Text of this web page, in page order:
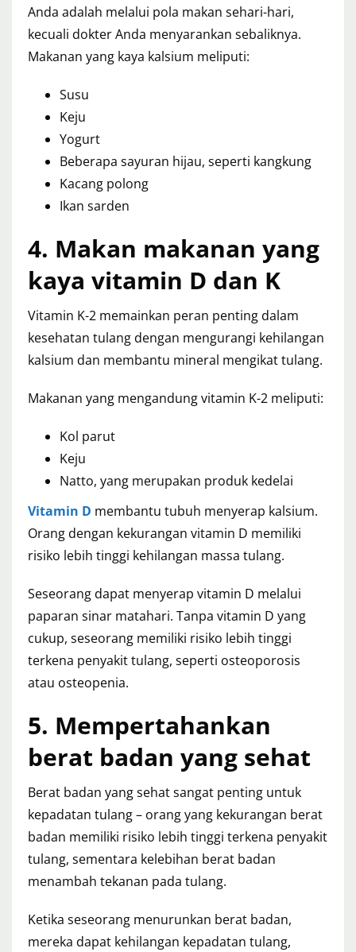
Anda adalah melalui pola makan sehari-hari,
kecuali dokter Anda menyarankan sebaliknya.
Makanan yang kaya kalsium meliputi:
Susu
Keju
Yogurt
Beberapa sayuran hijau, seperti kangkung
Kacang polong
Ikan sarden
4. Makan makanan yang
kaya vitamin D dan K
Vitamin K-2 memainkan peran penting dalam
kesehatan tulang dengan mengurangi kehilangan
kalsium dan membantu mineral mengikat tulang.
Makanan yang mengandung vitamin K-2 meliputi:
Kol parut
Keju
Natto, yang merupakan produk kedelai
Vitamin D membantu tubuh menyerap kalsium.
Orang dengan kekurangan vitamin D memiliki
risiko lebih tinggi kehilangan massa tulang.
Seseorang dapat menyerap vitamin D melalui
paparan sinar matahari. Tanpa vitamin D yang
cukup, seseorang memiliki risiko lebih tinggi
terkena penyakit tulang, seperti osteoporosis
atau osteopenia.
5. Mempertahankan
berat badan yang sehat
Berat badan yang sehat sangat penting untuk
kepadatan tulang – orang yang kekurangan berat
badan memiliki risiko lebih tinggi terkena penyakit
tulang, sementara kelebihan berat badan
menambah tekanan pada tulang.
Ketika seseorang menurunkan berat badan,
mereka dapat kehilangan kepadatan tulang,